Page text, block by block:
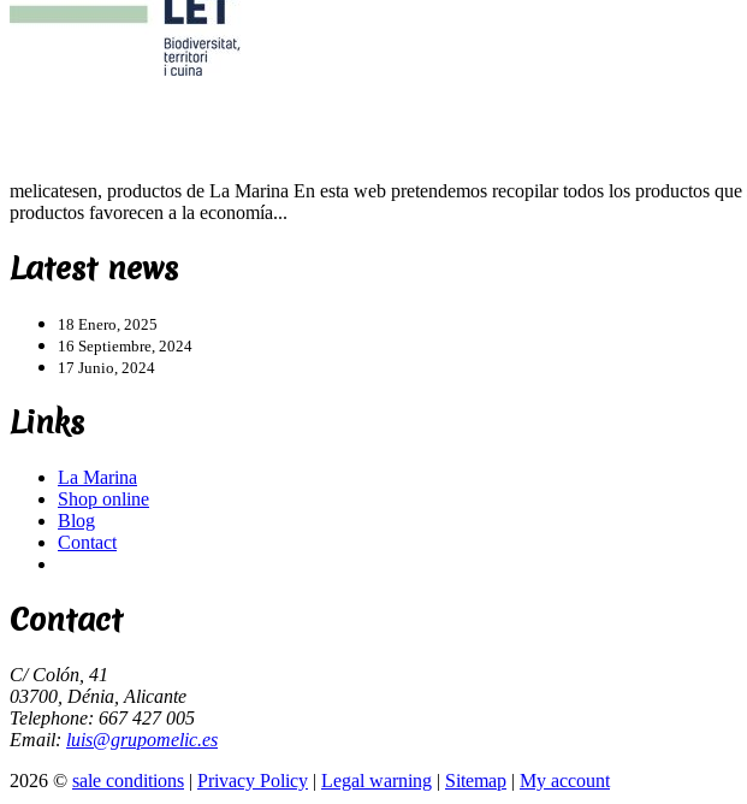
melicatesen, productos de La Marina En esta web pretendemos recopilar todos los productos
productos favorecen a la economía...
Latest news
18 Enero, 2025
16 Septiembre, 2024
17 Junio, 2024
Links
La Marina
Shop online
Blog
Contact
Contact
C/ Colón, 41
03700, Dénia, Alicante
Telephone: 667 427 005
Email: luis@grupomelic.es
2026 © sale conditions | Privacy Policy | Legal warning | Sitemap | My account